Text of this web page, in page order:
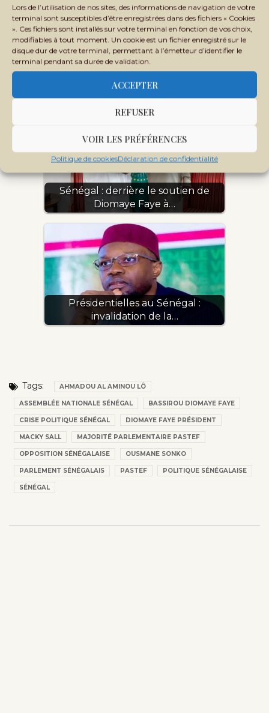
Lors de l’utilisation de nos sites, des informations de navigation de votre
terminal sont susceptibles d’être enregistrées dans des fichiers « Cookies
». Ces fichiers sont installés sur votre terminal en fonction de vos choix,
modifiables à tout moment. Un cookie est un fichier enregistré sur le
disque dur de votre terminal, permettant à l’émetteur d’identifier le
terminal pendant sa durée de validation.
ACCEPTER
REFUSER
VOIR LES PRÉFÉRENCES
Politique de cookiesDéclaration de confidentialité
Sénégal : Diomaye Faye vire Sonko,
son mentor devenu rival
Sénégal : derrière le soutien de
Diomaye Faye à…
Présidentielles au Sénégal :
invalidation de la…
Tags: AHMADOU AL AMINOU LÔ
ASSEMBLÉE NATIONALE SÉNÉGAL BASSIROU DIOMAYE FAYE
CRISE POLITIQUE SÉNÉGAL DIOMAYE FAYE PRÉSIDENT
MACKY SALL MAJORITÉ PARLEMENTAIRE PASTEF
OPPOSITION SÉNÉGALAISE OUSMANE SONKO
PARLEMENT SÉNÉGALAIS PASTEF POLITIQUE SÉNÉGALAISE
SÉNÉGAL